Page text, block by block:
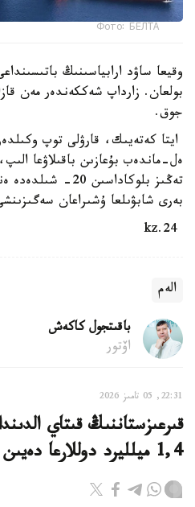
Фото: БЕЛТА
وقيعا ساۋد ارابياسىنىڭ
بولعان. زارداپ شەككەندەر مەن قازا
جوق.
ايتا كەتەيىك، قارۋلى توپ
ەل-ماندەب بۇعازىن باقىلاۋعا
تەڭىز بلوكاداسىن
بەرى شابۋىلعا ۇشىراعان
الەم
باقىتجول كاكەش
اۆتور
22:31, 05 تامىز 2026
قىرعىزستاننىڭ قىتاي
1,4 ميلليرد دوللارعا دەيىن ازايدى